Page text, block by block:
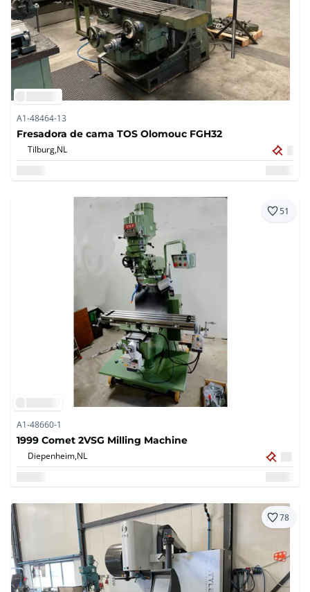
A1-48464-13
Fresadora de cama TOS Olomouc FGH32
Tilburg,NL
51
A1-48660-1
1999 Comet 2VSG Milling Machine
Diepenheim,NL
78